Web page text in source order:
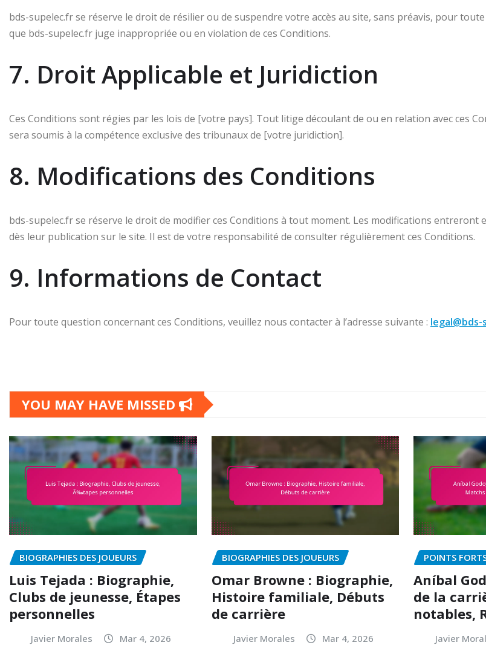
bds-supelec.fr se réserve le droit de résilier ou de suspendre votre accès au site, sans préavis, pour
que bds-supelec.fr juge inappropriée ou en violation de ces Conditions.
7. Droit Applicable et Juridiction
Ces Conditions sont régies par les lois de [votre pays]. Tout litige découlant de ou en relation avec ces
sera soumis à la compétence exclusive des tribunaux de [votre juridiction].
8. Modifications des Conditions
bds-supelec.fr se réserve le droit de modifier ces Conditions à tout moment. Les modifications entreront
dès leur publication sur le site. Il est de votre responsabilité de consulter régulièrement ces Conditions.
9. Informations de Contact
Pour toute question concernant ces Conditions, veuillez nous contacter à l’adresse suivante :
YOU MAY HAVE MISSED
BIOGRAPHIES DES JOUEURS
Luis Tejada : Biographie,
Clubs de jeunesse, Étapes
personnelles
Javier Morales Mar 4, 2026
BIOGRAPHIES DES JOUEURS
Omar Browne : Biographie,
Histoire familiale, Débuts
de carrière
Javier Morales Mar 4, 2026
POINTS
Aníbal
de la
notables,
Javier